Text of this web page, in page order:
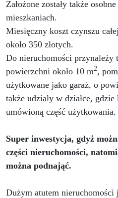
Założone zostały także
mieszkaniach.
Miesięczny koszt czynszu
około 350 złotych.
Do nieruchomości przynależy
powierzchni około 10 m2,
użytkowane jako garaż, o
także udziały w działce,
umówioną część użytkowania.
Super inwestycja, gdyż
części nieruchomości,
można podnająć.
Dużym atutem nieruchomości